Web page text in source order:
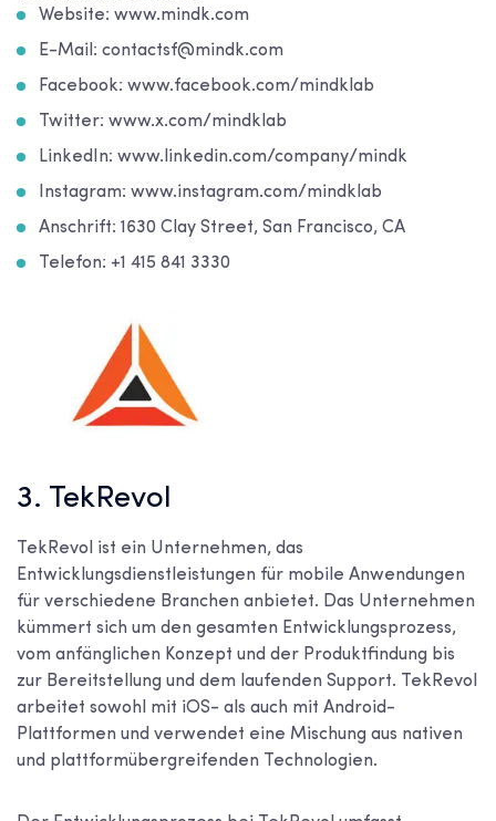
Website: www.mindk.com
E-Mail: contactsf@mindk.com
Facebook: www.facebook.com/mindklab
Twitter: www.x.com/mindklab
LinkedIn: www.linkedin.com/company/mindk
Instagram: www.instagram.com/mindklab
Anschrift: 1630 Clay Street, San Francisco, CA
Telefon: +1 415 841 3330
3. TekRevol
TekRevol ist ein Unternehmen, das
Entwicklungsdienstleistungen für mobile Anwendungen
für verschiedene Branchen anbietet. Das Unternehmen
kümmert sich um den gesamten Entwicklungsprozess,
vom anfänglichen Konzept und der Produktfindung bis
zur Bereitstellung und dem laufenden Support. TekRevol
arbeitet sowohl mit iOS- als auch mit Android-
Plattformen und verwendet eine Mischung aus nativen
und plattformübergreifenden Technologien.